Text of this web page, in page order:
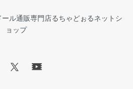
ル通販専門店るちゃどぉるネットシ
ョップ